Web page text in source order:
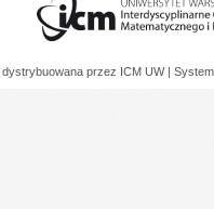
przez ICM UW |